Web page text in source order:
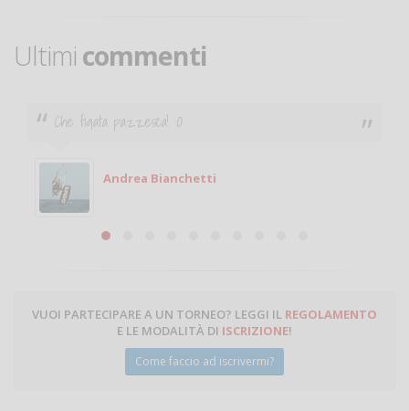
Ultimi commenti
Ciao. Sono a Treviglio da poco e vorrei tornare a
giocare. Se sei in zona e puoi giocare fammi sapere.
Michele
Michele Miglionico
VUOI PARTECIPARE A UN TORNEO? LEGGI IL REGOLAMENTO
E LE MODALITÀ DI ISCRIZIONE!
Come faccio ad iscrivermi?